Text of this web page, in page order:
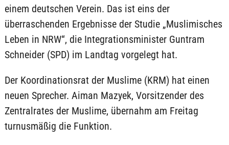
einem deutschen Verein. Das ist eins der
überraschenden Ergebnisse der Studie „Muslimisches
Leben in NRW“, die Integrationsminister Guntram
Schneider (SPD) im Landtag vorgelegt hat.
Der Koordinationsrat der Muslime (KRM) hat einen
neuen Sprecher. Aiman Mazyek, Vorsitzender des
Zentralrates der Muslime, übernahm am Freitag
turnusmäßig die Funktion.